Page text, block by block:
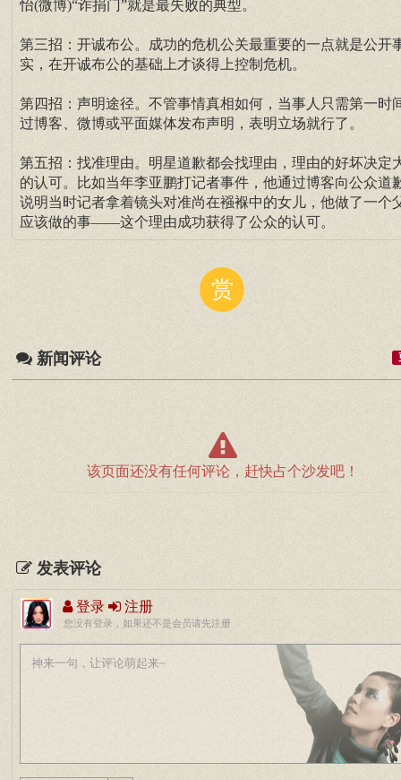
怡(微博)“诈捐门”就是最失败的典型。
第三招：开诚布公。成功的危机公关最重要的一点就是公开
实，在开诚布公的基础上才谈得上控制危机。
第四招：声明途径。不管事情真相如何，当事人只需第一时
过博客、微博或平面媒体发布声明，表明立场就行了。
第五招：找准理由。明星道歉都会找理由，理由的好坏决定
的认可。比如当年李亚鹏打记者事件，他通过博客向公众道
说明当时记者拿着镜头对准尚在襁褓中的女儿，他做了一个
应该做的事——这个理由成功获得了公众的认可。
赏
新闻评论
该页面还没有任何评论，赶快占个沙发吧！
发表评论
登录 注册
您没有登录，如果还不是会员请先注册